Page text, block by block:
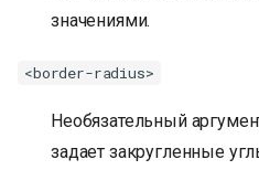
значениями.
<border-radius>
Необязательный
задает закругленные